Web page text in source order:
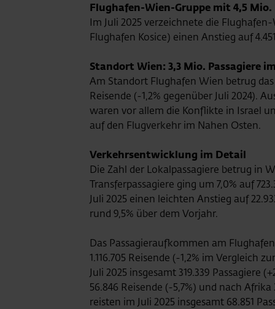
Flughafen-Wien-Gruppe mit 4,5 Mio.
Im Juli 2025 verzeichnete die
Flughafen Kosice) einen Anstieg auf
Standort Wien: 3,3 Mio. Passagiere
Am Standort Flughafen Wien betrug
Reisende (-1,2% gegenüber Juli 2024).
waren vor allem die Konflikte in Israel
auf den Flugverkehr im Nahen Osten.
Verkehrsentwicklung im Detail
Die Zahl der Lokalpassagiere betrug in
Transferpassagiere ging um 7,0% auf
Juli 2025 einen leichten Anstieg auf
rund 9,5% über dem Vorjahr.
Das Passagieraufkommen am
1.116.705 Reisende (-1,2% im Vergleich
Juli 2025 insgesamt 319.339 Passagiere
56.846 Reisende (-5,7%) und nach
reisten im Juli 2025 insgesamt 68.851